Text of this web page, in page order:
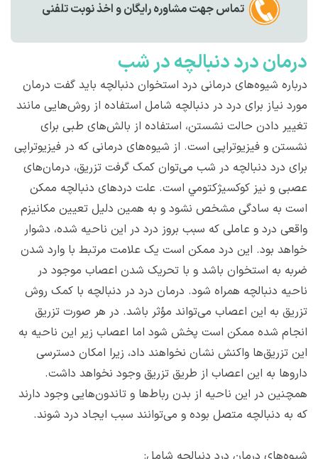
تماس جهت مشاوره رايگان و اخذ نوبت تلفنی
درمان درد دنبالچه در شب
درباره شیوه‌های درمانی درد استخوان دنبالچه باید گفت درمان
مورد نیاز برای درد در دنبالچه شامل استفاده از روش‌هایی مانند
تغییر دادن حالت نشستن، استفاده از بالش‌های طبی برای
نشستن و فیزیوتراپی است. از شیوه‌های درمانی که در فیزیوتراپی
برای درد دنبالچه در شب می‌توان کمک گرفت تزریق، درمان‌های
عصبی و نیز كوكسيژكتومي است. علت دردهای دنبالچه ممکن
است به سادگی مشخص نشود و به همین دلیل تعیین مکانیزم
واقعی درد و عاملی که سبب بروز درد در این ناحیه شده، دشوار
خواهد بود. این درد ممکن است یک علامت مرتبط با وارد شدن
ضربه به استخوان باشد و با تحریک شدن اعصاب موجود در
ناحیه دنبالچه همراه شود. درمان درد در دنبالچه با کمک روش
تزریق به این اعصاب می‌تواند مؤثر باشد. در هر صورت تزریق
انجام شده ممکن است پخش شود اما اعصاب زیر این ناحیه به
این تزریق‌ها واکنش نشان نخواهند داد، زیرا امکان دسترسی
داروها به این اعصاب از طریق تزریق وجود نخواهد داشت.
همچنین در این ناحیه از بدن رباط‌ها و تاندون‌هایی وجود دارند
که به دنبالچه متصل بوده و می‌توانند سبب ایجاد درد شوند.